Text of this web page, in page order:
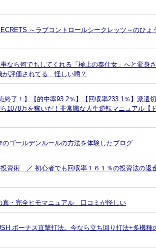
～ラブコントロールシークレッツ～のひ
なら何でもしてくれる「極上の奉仕女」へと変身
が評価されてる 怪しい噂？
終了！】【的中率93.2％】【回収率233.1％】派遣
1078万を稼いだ！非常識な人生逆転マニュアル【
ゴールデンルールの方法を体験したブログ
資術 ／ 初心者でも回収率１６１％の投資法の返
真・完全ヒモマニュアル 口コミが怪しい
ボーナス直撃打法。今なら立ち回り打法+多機種